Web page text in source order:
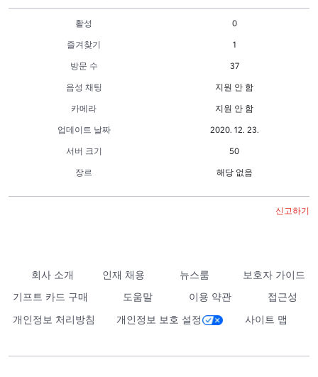
활성
0
즐겨찾기
1
방문 수
37
음성 채팅
지원 안 함
카메라
지원 안 함
업데이트 날짜
2020. 12. 23.
서버 크기
50
장르
해당 없음
신고하기
회사 소개 인재 채용 뉴스룸
보호자 가이드
기프트 카드 구매
도움말 이용 약관
접근성
개인정보 처리방침
개인정보 보호 설정 사이트 맵